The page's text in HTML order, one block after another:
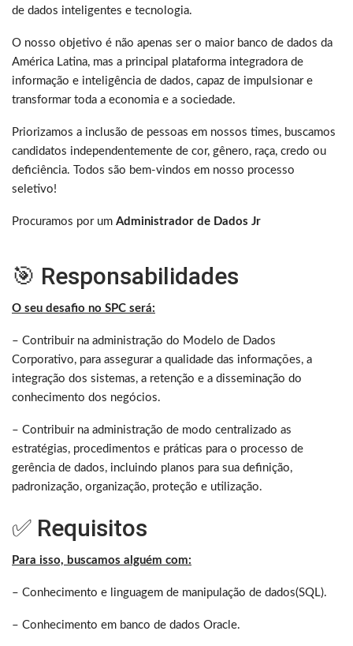
de dados inteligentes e tecnologia.
O nosso objetivo é não apenas ser o maior banco de dados da
América Latina, mas a principal plataforma integradora de
informação e inteligência de dados, capaz de impulsionar e
transformar toda a economia e a sociedade.
Priorizamos a inclusão de pessoas em nossos times, buscamos
candidatos independentemente de cor, gênero, raça, credo ou
deficiência. Todos são bem-vindos em nosso processo
seletivo!
Procuramos por um Administrador de Dados Jr
🎯 Responsabilidades
O seu desafio no SPC será:
– Contribuir na administração do Modelo de Dados
Corporativo, para assegurar a qualidade das informações, a
integração dos sistemas, a retenção e a disseminação do
conhecimento dos negócios.
– Contribuir na administração de modo centralizado as
estratégias, procedimentos e práticas para o processo de
gerência de dados, incluindo planos para sua definição,
padronização, organização, proteção e utilização.
✅ Requisitos
Para isso, buscamos alguém com:
– Conhecimento e linguagem de manipulação de dados(SQL).
– Conhecimento em banco de dados Oracle.